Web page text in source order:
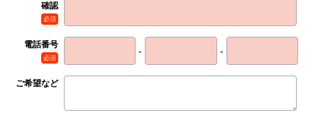
確認
必須
電話番号
必須
- -
ご希望など